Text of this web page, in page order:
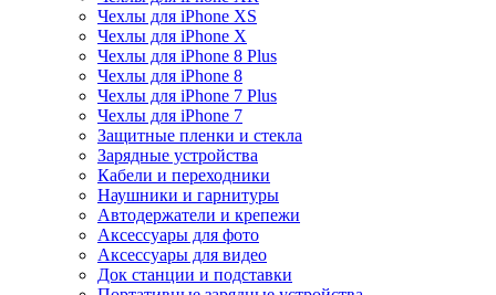
Чехлы для iPhone XS
Чехлы для iPhone X
Чехлы для iPhone 8 Plus
Чехлы для iPhone 8
Чехлы для iPhone 7 Plus
Чехлы для iPhone 7
Защитные пленки и стекла
Зарядные устройства
Кабели и переходники
Наушники и гарнитуры
Автодержатели и крепежи
Аксессуары для фото
Аксессуары для видео
Док станции и подставки